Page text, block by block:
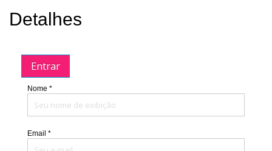
Detalhes
Entrar
Nome *
Email *